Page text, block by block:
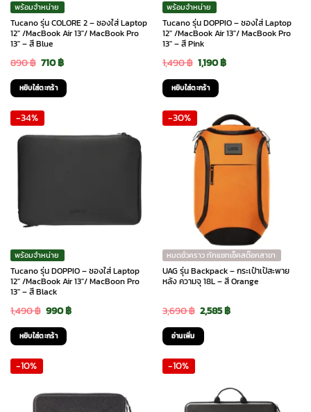
พร้อมจำหน่าย
Tucano รุ่น COLORE 2 – ซองใส่ Laptop
12″ /MacBook Air 13″/ MacBook Pro
13″ – สี Blue
890฿ Original
price
was:
890 ฿.
710฿Current
price
is:
หยิบใส่ตะกร้า
พร้อมจำหน่าย
Tucano รุ่น DOPPIO – ซองใส่ Laptop
12″ /MacBook Air 13″/ MacBook Pro
13″ – สี Pink
1,490฿ Original
price
was:
1,490 ฿.
1,190฿Current
1,190 ฿.
หยิบใส่ตะกร้า
-34%
พร้อมจำหน่าย
Tucano รุ่น DOPPIO – ซองใส่ Laptop
12″ /MacBook Air 13″/ MacBoon Pro
13″ – สี Black
1,490฿ Original
price
was:
990฿Current
หยิบใส่ตะกร้า
-30%
หมดชั่วคราว ทักแชทเช็คสต๊อกสาขา
UAG รุ่น Backpack – กระเป๋าเป้สะพาย
หลัง ความจุ 18L – สี Orange
3,690฿ Original
price
was:
2,585฿Current
อ่านเพิ่ม
-10% -10%